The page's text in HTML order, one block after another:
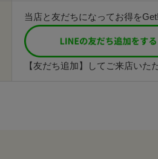
当店と友だちになってお得を
【友だち追加】してご来店いた